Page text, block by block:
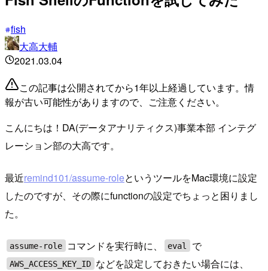
fish
大高大輔
2021.03.04
この記事は公開されてから1年以上経過しています。情
報が古い可能性がありますので、ご注意ください。
こんにちは！DA(データアナリティクス)事業本部 インテグ
レーション部の大高です。
最近remind101/assume-roleというツールをMac環境に設定
したのですが、その際にfunctionの設定でちょっと困りまし
た。
assume-role コマンドを実行時に、 eval で
AWS_ACCESS_KEY_ID などを設定しておきたい場合には、